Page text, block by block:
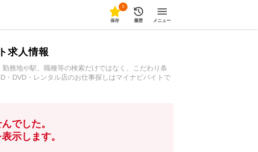
0
保存 履歴 メニュー
求人情報
務地や駅、職種等の検索だけではなく、こだわり条
・DVD・レンタル店のお仕事探しはマイナビバイトで
でした。
示します。